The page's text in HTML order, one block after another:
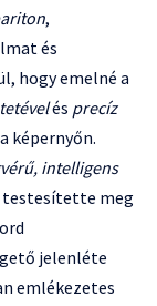
,
és
hogy emelné a
és precíz
képernyőn.
intelligens
testesítette meg
jelenléte
emlékezetes